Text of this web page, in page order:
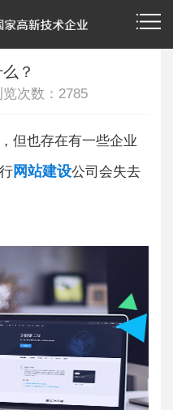
告
？
次数： 2785
但也存在有一些企业
网站建设公司会失去